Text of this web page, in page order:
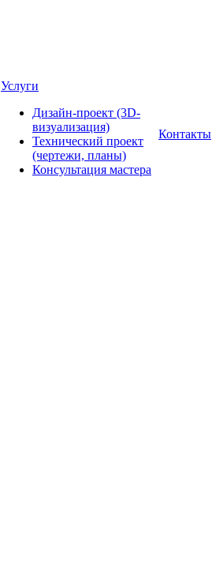
Услуги
Дизайн-проект (3D-
визуализация)
Технический проект
(чертежи, планы)
Консультация мастера
Контакты